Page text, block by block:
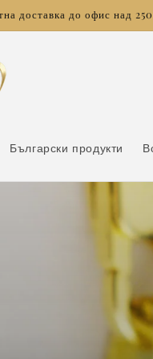
доставка до офис над
Български продукти